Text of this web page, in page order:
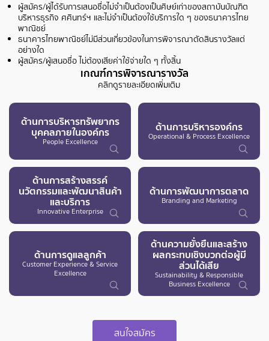
ผู้สมัคร/ผู้ได้รับการเสนอชื่อไม่จำเป็นต้องเป็นศิษย์เก่าของสถาบันบัณฑิต
บริหารธุรกิจ ศศินทร์ฯ และไม่จำเป็นต้องใช้บริการใด ๆ ของธนาคารไทย
พาณิชย์
ธนาคารไทยพาณิชย์ไม่มีส่วนเกี่ยวข้องในการพิจารณาตัดสินรางวัลแต่
อย่างใด
ผู้สมัคร/ผู้เสนอชื่อ ไม่ต้องเสียค่าใช้จ่ายใด ๆ ทั้งสิ้น
เกณฑ์การพิจารณารางวัล
คลิกดูรายละเอียดเพิ่มเติม
ด้านการบริหารทรัพยากร
บุคคลภายในองค์กร
People Excellence
ด้านการบริหารองค์กร
Operational & Process Excellence
ด้านการสร้างสรรค์
นวัตกรรมและพัฒนาสินค้า
และบริการ
Innovative Enterprise
ด้านการพัฒนาการตลาด
Branding and Marketing
ด้านการดูแลลูกค้า
Customer Experience & Service
Excellence
ด้านความยั่งยืนและสร้าง
ผลกระทบเชิงบวกต่อผู้มี
ส่วนได้เสีย
Sustainability & Responsible
Business Excellence
สนใจสมัคร